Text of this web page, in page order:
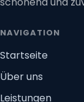
NAVIGATION
Startseite
Über uns
Leistungen